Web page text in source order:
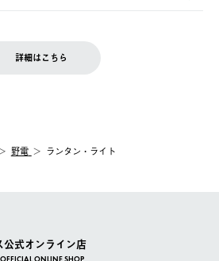
ます。
。
送料は、お客様ご負担とさせていただ
ん。
ただき、ご希望商品を再注文してくだ
は、会員マイページ内 購入履歴画面に
詳細はこちら
野電 ランタン・ライト
公式オンライン店